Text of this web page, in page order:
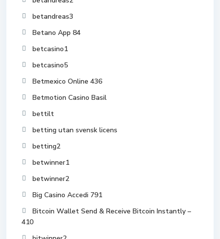
betandreas3
Betano App 84
betcasino1
betcasino5
Betmexico Online 436
Betmotion Casino Basil
bettilt
betting utan svensk licens
betting2
betwinner1
betwinner2
Big Casino Accedi 791
Bitcoin Wallet Send & Receive Bitcoin Instantly –
410